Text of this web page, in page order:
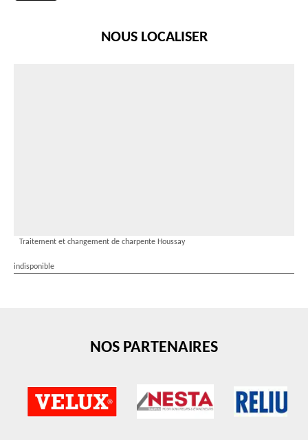
NOUS LOCALISER
Traitement et changement de charpente Houssay
indisponible
NOS PARTENAIRES